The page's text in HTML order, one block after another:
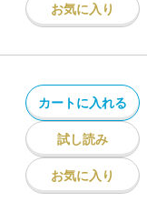
お気に入り
カートに入れる
試し読み
お気に入り